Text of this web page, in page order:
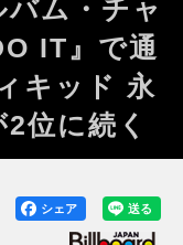
バム・チャ
IT』で通
キッド 永
位に続く
送る
シェア